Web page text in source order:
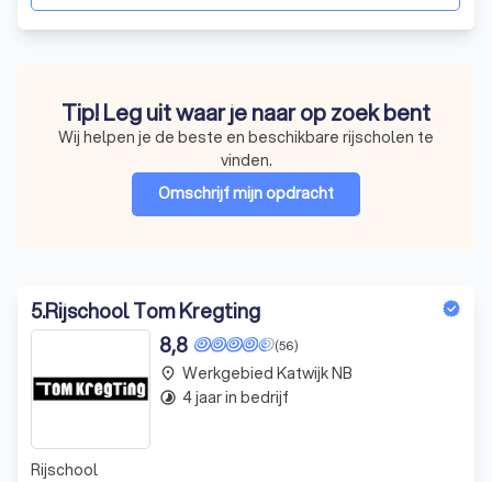
Tip! Leg uit waar je naar op zoek bent
Wij helpen je de beste en beschikbare rijscholen te
vinden.
Omschrijf mijn opdracht
5.Rijschool Tom Kregting
(56)
8,8
Rijschool
place Werkgebied Katwijk NB
timelapse 4 jaar in bedrijf